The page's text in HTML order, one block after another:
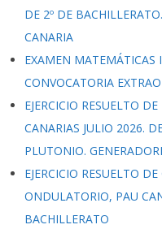
DE 2º DE
CANARIA
EXAMEN MATEMÁTICAS
CONVOCATORIA
EJERCICIO RESUELTO
CANARIAS JULIO 2026.
PLUTONIO.
EJERCICIO RESUELTO
ONDULATORIO, PAU
BACHILLERATO